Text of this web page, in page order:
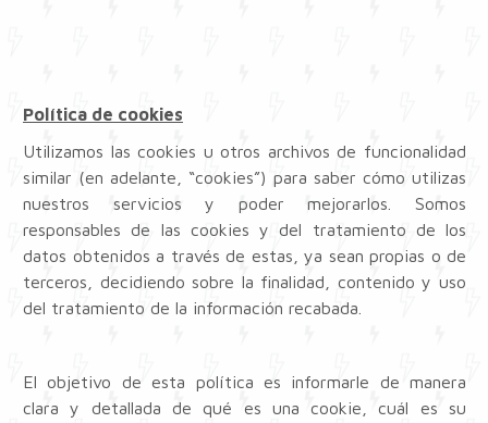
Política de cookies
Utilizamos las cookies u otros archivos de funcionalidad
similar (en adelante, “cookies”) para saber cómo utilizas
nuestros servicios y poder mejorarlos. Somos
responsables de las cookies y del tratamiento de los
datos obtenidos a través de estas, ya sean propias o de
terceros, decidiendo sobre la finalidad, contenido y uso
del tratamiento de la información recabada.
El objetivo de esta política es informarle de manera
clara y detallada de qué es una cookie, cuál es su